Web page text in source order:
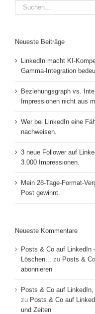
Suche
nach:
Neueste Beiträge
LinkedIn macht KI-
Gamma-Integration
Beziehungsgraph vs.
Impressionen nicht aus
Wer bei LinkedIn eine
nachweisen.
3 neue Follower auf
3.000 Impressionen.
Mein 28-Tage-Format-
Post gewinnt.
Neueste Kommentare
Posts & Co auf LinkedIn
Löschen...
zu Posts &
abonnieren
Posts & Co auf
zu Posts & Co auf
und Zeiten